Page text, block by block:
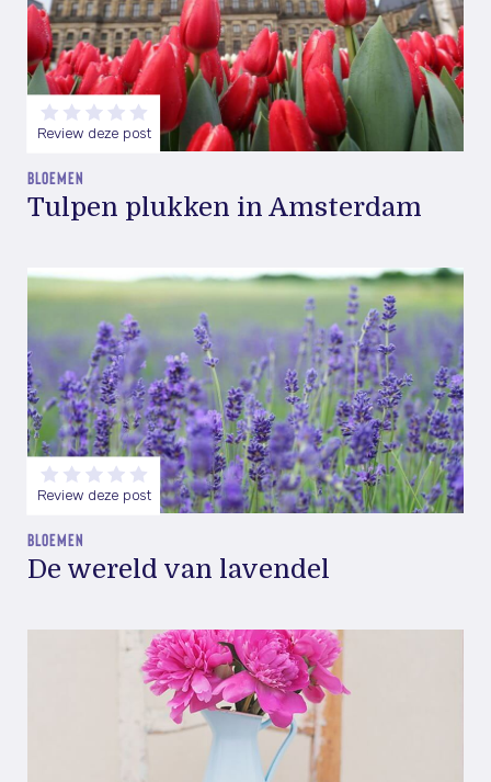
Review deze post
BLOEMEN
Tulpen plukken in Amsterdam
Review deze post
BLOEMEN
De wereld van lavendel